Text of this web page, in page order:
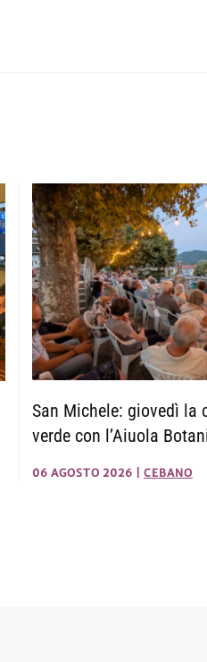
San Michele: giovedì la
verde con l’Aiuola
06 AGOSTO 2026 CEBANO